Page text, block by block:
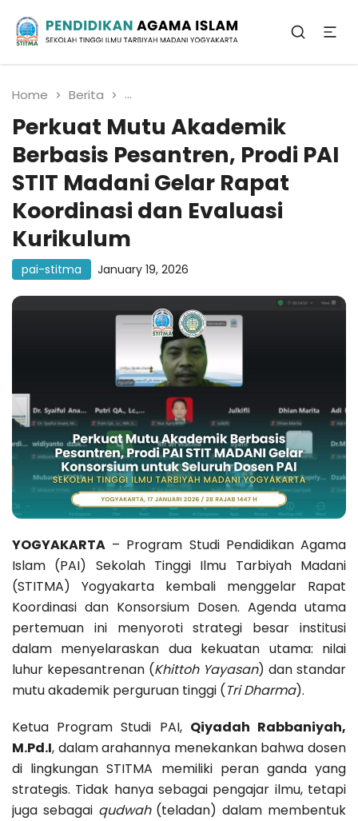
Pendidikan Agama
Islam
Yogyakarta
Home Berita Perkuat Mutu Akademik Berbasis
Perkuat Mutu Akademik
Berbasis Pesantren, Prodi PAI
STIT Madani Gelar Rapat
Koordinasi dan Evaluasi
Kurikulum
pai-stitma January 19, 2026
YOGYAKARTA – Program Studi Pendidikan Agama
Islam (PAI) Sekolah Tinggi Ilmu Tarbiyah Madani
(STITMA) Yogyakarta kembali menggelar Rapat
Koordinasi dan Konsorsium Dosen. Agenda utama
pertemuan ini menyoroti strategi besar institusi
dalam menyelaraskan dua kekuatan utama: nilai
luhur kepesantrenan (Khittoh Yayasan) dan standar
mutu akademik perguruan tinggi (Tri Dharma).
Ketua Program Studi PAI, Qiyadah Rabbaniyah,
M.Pd.I, dalam arahannya menekankan bahwa dosen
di lingkungan STITMA memiliki peran ganda yang
strategis. Tidak hanya sebagai pengajar ilmu, tetapi
juga sebagai qudwah(teladan) dalam membentuk